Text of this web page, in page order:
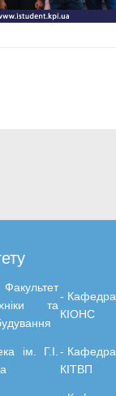
Факультет
та
- Кафедра
КІОНС
ім. Г.І. - Кафедра
КІТВП